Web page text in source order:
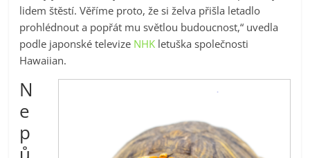
lidem štěstí. Věříme proto, že si želva přišla letadlo
prohlédnout a popřát mu světlou budoucnost,“ uvedla
podle japonské televize NHK letuška společnosti
Hawaiian.
N
e
p